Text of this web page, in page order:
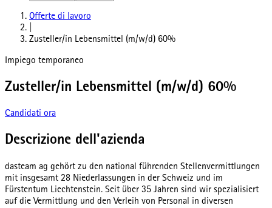
Offerte di lavoro
Zusteller/in Lebensmittel (m/w/d) 60%
Impiego temporaneo
Zusteller/in Lebensmittel (m/w/d) 60%
Candidati ora
Descrizione dell'azienda
dasteam ag gehört zu den national führenden Stellenvermittlungen
mit insgesamt 28 Niederlassungen in der Schweiz und im
Fürstentum Liechtenstein. Seit über 35 Jahren sind wir spezialisiert
auf die Vermittlung und den Verleih von Personal in diversen